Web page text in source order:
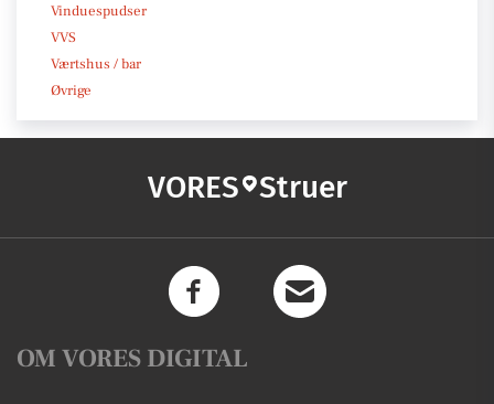
Vinduespudser
VVS
Værtshus / bar
Øvrige
VORES Struer
OM VORES DIGITAL